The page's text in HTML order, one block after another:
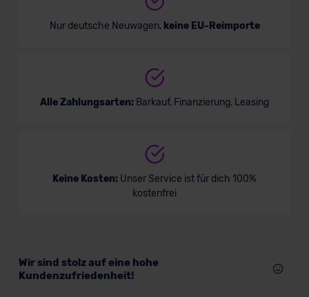
Nur deutsche Neuwagen, keine EU-Reimporte
Alle Zahlungsarten: Barkauf, Finanzierung, Leasing
Keine Kosten: Unser Service ist für dich 100%
kostenfrei
Wir sind stolz auf eine hohe
Kundenzufriedenheit!